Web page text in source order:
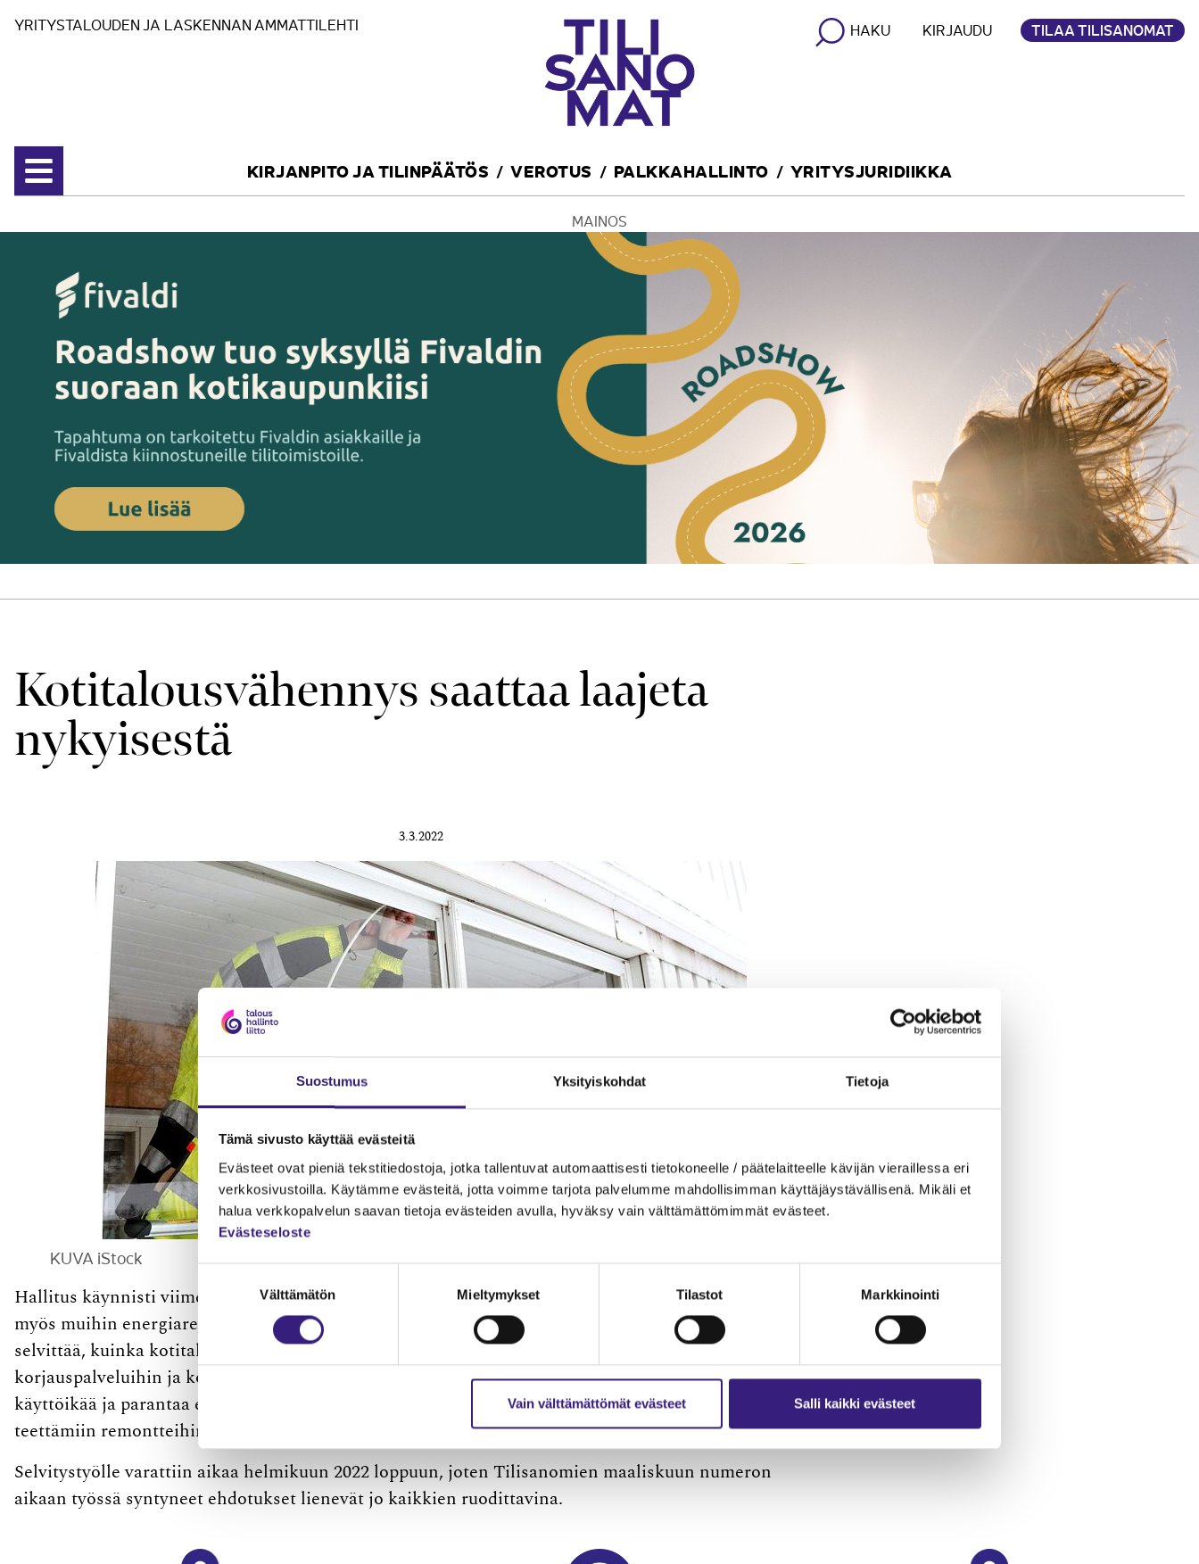
Suostumus Yksityiskohdat Tietoja
Tämä sivusto käyttää evästeitä
Evästeet ovat pieniä tekstitiedostoja, jotka tallentuvat automaattisesti tietokoneelle / päätelaitteelle kävijän vieraillessa eri
verkkosivustoilla. Käytämme evästeitä, jotta voimme tarjota palvelumme mahdollisimman käyttäjäystävällisenä. Mikäli et
halua verkkopalvelun saavan tietoja evästeiden avulla, hyväksy vain välttämättömimmät evästeet.
Evästeseloste
valinta
Välttämätön Mieltymykset Tilastot Markkinointi
Vain välttämättömät evästeet Salli kaikki evästeet
YRITYSTALOUDEN JA LASKENNAN AMMATTILEHTI HAKU KIRJAUDU TILAA TILISANOMAT
Avaa valikko
KIRJANPITO JA TILINPÄÄTÖS VEROTUS PALKKAHALLINTO YRITYSJURIDIIKKA
MAINOS
Kotitalousvähennys saattaa laajeta
nykyisestä
3.3.2022
KUVA iStock
Hallitus käynnisti viime syksynä selvitystyön siitä, miten kotitalousvähennystä voitaisiin laajentaa
myös muihin energiaremontteihin kuin öljylämmityksestä luopumiseen. Samalla on tarkoitus
selvittää, kuinka ­kotitalousvähennystä voidaan kehittää niin, että vähennys ­kannustaa
korjauspalveluihin ja korjausremontteihin sekä muun muassa pidentää rakennusten ja materiaalien
käyttöikää ja parantaa energiatehokkuutta. Myös kotitalousvähennyksen laajentaminen taloyhtiön
teettämiin remontteihin on työlistalla tässä selvitystyössä.
Selvitystyölle varattiin aikaa helmikuun 2022 loppuun, joten Tilisanomien maaliskuun numeron
aikaan työssä syntyneet ehdotukset lienevät jo kaikkien ruodittavina.